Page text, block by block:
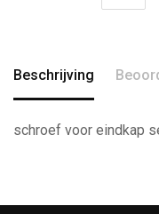
Beschrijving
schroef voor eindkap